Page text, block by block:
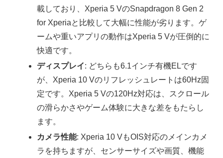
載しており、Xperia 5 VのSnapdragon 8 Gen 2
for Xperiaと比較して大幅に性能が劣ります。ゲ
ームや重いアプリの動作はXperia 5 Vが圧倒的に
快適です。
ディスプレイ: どちらも6.1インチ有機ELです
が、Xperia 10 Vのリフレッシュレートは60Hz固
定です。Xperia 5 Vの120Hz対応は、スクロール
の滑らかさやゲーム体験に大きな差をもたらし
ます。
カメラ性能: Xperia 10 VもOIS対応のメインカメ
ラを持ちますが、センサーサイズや画質、機能